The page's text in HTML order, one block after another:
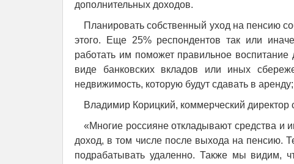
дополнительных доходов.
Планировать собственный уход на пенсию
этого. Еще 25% респондентов так или
работать им поможет правильное
виде банковских вкладов или иных
недвижимость, которую будут сдавать в
Владимир Корицкий, коммерческий директор
«Многие россияне откладывают средства и
доход, в том числе после выхода на пенсию.
подрабатывать удаленно. Также мы видим,